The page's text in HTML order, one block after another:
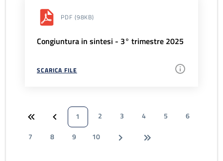
PDF (98KB)
Congiuntura in sintesi - 3° trimestre 2025
SCARICA FILE
1 2 3 4 5
6
7
8 9 10